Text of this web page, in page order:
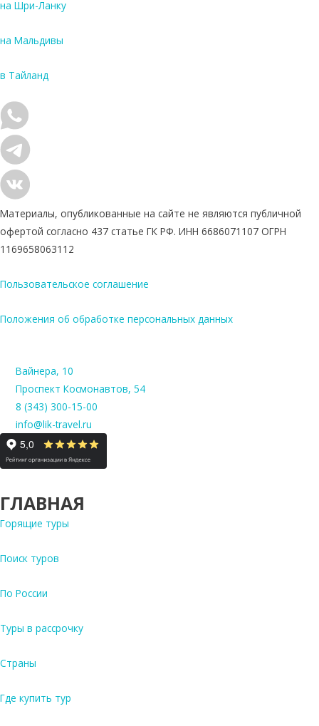
на Шри-Ланку
на Мальдивы
в Тайланд
Материалы, опубликованные на сайте не являются публичной
офертой согласно 437 статье ГК РФ. ИНН 6686071107 ОГРН
1169658063112
Пользовательское соглашение
Положения об обработке персональных данных
Вайнера, 10
Проспект Космонавтов, 54
8 (343) 300-15-00
info@lik-travel.ru
ГЛАВНАЯ
Горящие туры
Поиск туров
По России
Туры в рассрочку
Страны
Где купить тур